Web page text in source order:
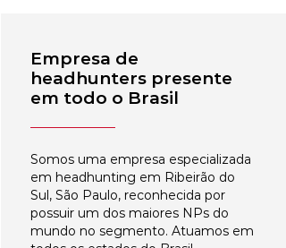
Empresa de
headhunters presente
em todo o Brasil
Somos uma empresa especializada
em headhunting em Ribeirão do
Sul, São Paulo, reconhecida por
possuir um dos maiores NPs do
mundo no segmento. Atuamos em